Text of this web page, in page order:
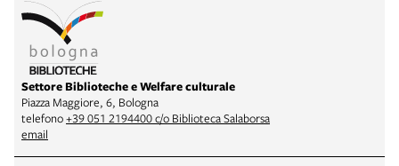
Settore Biblioteche e Welfare culturale
Piazza Maggiore, 6, Bologna
telefono+39 051 2194400 c/o Biblioteca Salaborsa
email